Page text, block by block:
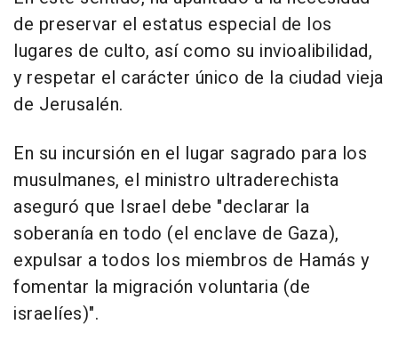
de preservar el estatus especial de los
lugares de culto, así como su invioalibilidad,
y respetar el carácter único de la ciudad vieja
de Jerusalén.
En su incursión en el lugar sagrado para los
musulmanes, el ministro ultraderechista
aseguró que Israel debe "declarar la
soberanía en todo (el enclave de Gaza),
expulsar a todos los miembros de Hamás y
fomentar la migración voluntaria (de
israelíes)".